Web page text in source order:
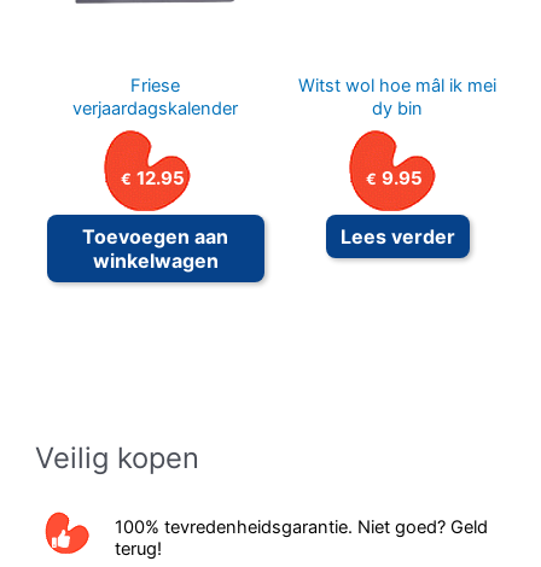
Veilig kopen
100% tevredenheidsgarantie. Niet goed? Geld
terug!
Friese
verjaardagskalender
€ 12.95
Toevoegen aan
winkelwagen
Witst wol hoe mâl ik mei
dy bin
€ 9.95
Lees verder